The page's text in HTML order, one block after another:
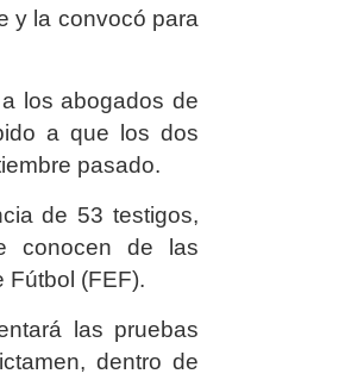
y la convocó para
los abogados de
a que los dos
pasado.
de 53 testigos,
conocen de las
Fútbol (FEF).
las pruebas
dentro de